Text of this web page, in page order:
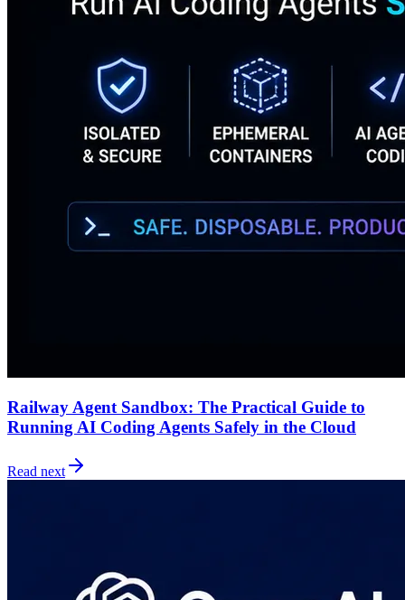
Railway Agent Sandbox: The Practical Guide to
Running AI Coding Agents Safely in the Cloud
Read next